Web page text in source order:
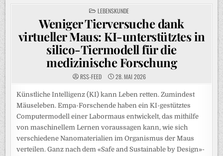
POSTED
IN
LEBENSKUNDE
Weniger Tierversuche dank
virtueller Maus: KI-unterstütztes in
silico-Tiermodell für die
medizinische Forschung
RSS-FEED 28. MAI 2026
Künstliche Intelligenz (KI) kann Leben retten. Zumindest
Mäuseleben. Empa-Forschende haben ein KI-gestütztes
Computermodell einer Labormaus entwickelt, das mithilfe
von maschinellem Lernen voraussagen kann, wie sich
verschiedene Nanomaterialien im Organismus der Maus
verteilen. Ganz nach dem «Safe and Sustainable by Design»-